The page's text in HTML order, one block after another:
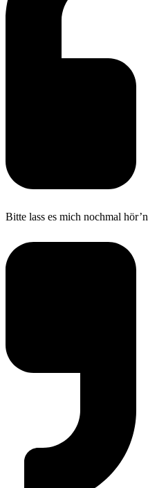
Bitte lass es mich nochmal hör’n